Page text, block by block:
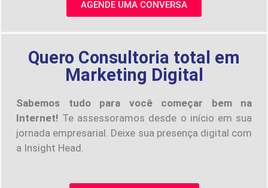
AGENDE UMA CONVERSA
Quero Consultoria total em
Marketing Digital
Sabemos tudo para você começar bem na
Internet! Te assessoramos desde o início em sua
jornada empresarial. Deixe sua presença digital com
a Insight Head.